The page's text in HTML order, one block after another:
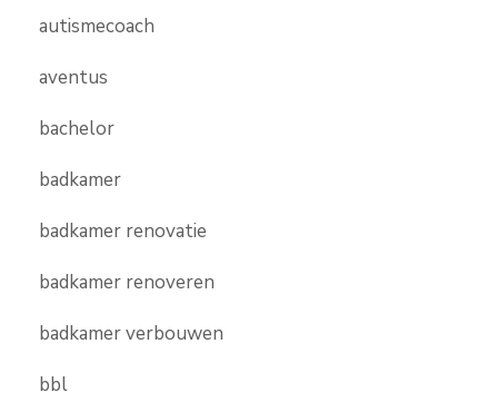
autismecoach
aventus
bachelor
badkamer
badkamer renovatie
badkamer renoveren
badkamer verbouwen
bbl